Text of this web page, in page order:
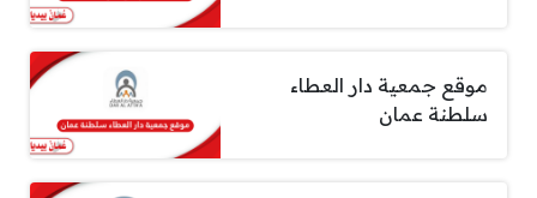
موقع جمعية دار العطاء
سلطنة عمان